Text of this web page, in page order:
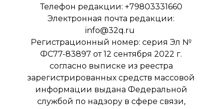
Телефон редакции: +79803331660
Электронная почта редакции:
info@32q.ru
Регистрационный номер: серия Эл №
ФС77-83897 от 12 сентября 2022 г.
согласно выписке из реестра
зарегистрированных средств массовой
информации выдана Федеральной
службой по надзору в сфере связи,